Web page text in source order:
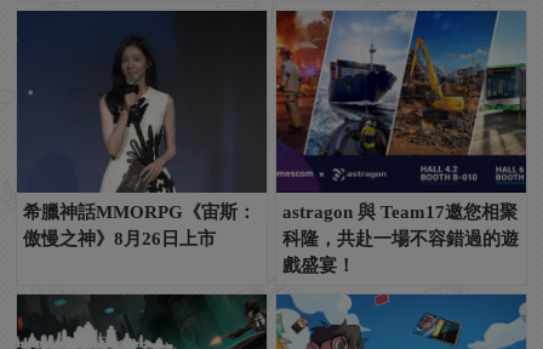
希臘神話MMORPG《宙斯：
傲慢之神》8月26日上市
astragon 與 Team17邀您相聚
科隆，共赴一場不容錯過的遊
戲盛宴！